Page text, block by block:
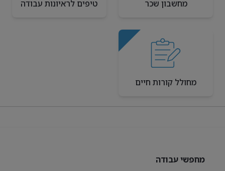
מחשבון שכר טיפים לראיונות עבודה
מחולל קורות חיים
מחפשי עבודה